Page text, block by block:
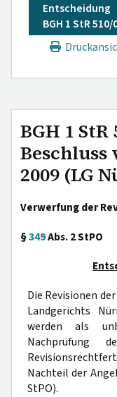
Entscheidung
BGH 1 StR 510/
BGH 1 StR
Beschluss
2009 (LG
Verwerfung der
§349Abs. 2 StPO
Die Revisionen
Landgerichts
werden als
Nachprüfung
Nachteil der
StPO).